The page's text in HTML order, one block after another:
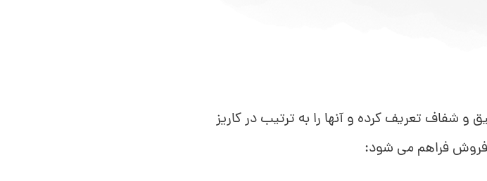
و شفاف تعریف کرده و آنها را به ترتیب در کاریز
فراهم می شود: